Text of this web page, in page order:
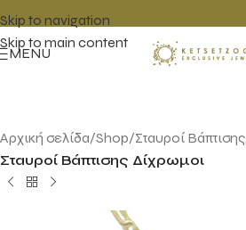
Skip to navigation
Skip to main content
MENU
Αρχική σελίδα Shop Σταυροί Βάπτισης
Σταυροί Βάπτισης Δίχρωμοι